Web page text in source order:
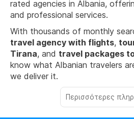
rated agencies in Albania,
and professional services.
With thousands of monthly
travel agency with flights,
Tirana, and travel packages
know what Albanian travelers
we deliver it.
Περισσότερες